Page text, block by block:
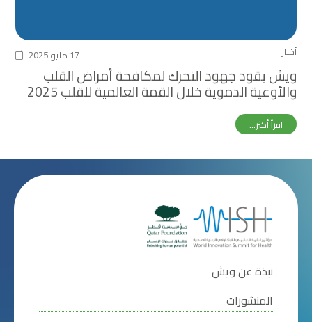
أخبار 17 مايو 2025
ويش يقود جهود التحرك لمكافحة أمراض القلب
والأوعية الدموية خلال القمة العالمية للقلب 2025
اقرأ أكثر...
نبذة عن ويش
المنشورات